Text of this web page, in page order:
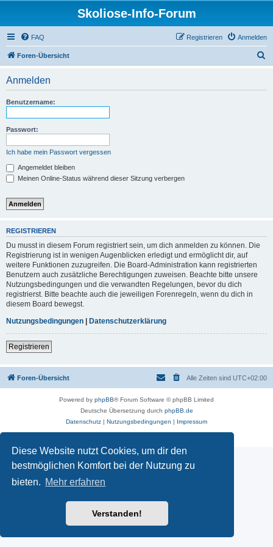
Diese Website nutzt Cookies, um dir den
bestmöglichen Komfort bei der Nutzung zu
bieten. Mehr erfahren
Verstanden!
Skoliose-Info-Forum
FAQ Anmelden
Registrieren
Foren-Übersicht
Anmelden
Benutzername:
Passwort:
Ich habe mein Passwort vergessen
Angemeldet bleiben
Meinen Online-Status während dieser Sitzung verbergen
REGISTRIEREN
Du musst in diesem Forum registriert sein, um dich anmelden zu können. Die
Registrierung ist in wenigen Augenblicken erledigt und ermöglicht dir, auf
weitere Funktionen zuzugreifen. Die Board-Administration kann registrierten
Benutzern auch zusätzliche Berechtigungen zuweisen. Beachte bitte unsere
Nutzungsbedingungen und die verwandten Regelungen, bevor du dich
registrierst. Bitte beachte auch die jeweiligen Forenregeln, wenn du dich in
diesem Board bewegst.
Nutzungsbedingungen | Datenschutzerklärung
Registrieren
Foren-Übersicht Alle Zeiten sind UTC+02:00
Powered by phpBB® Forum Software © phpBB Limited
Deutsche Übersetzung durch phpBB.de
Datenschutz | Nutzungsbedingungen | Impressum